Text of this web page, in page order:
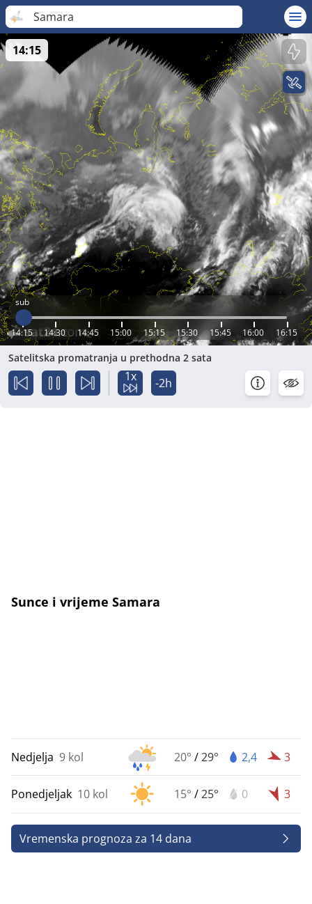
Samara
sub
14:15 14:30 14:45 15:00 15:15 15:30 15:45 16:00 16:15
14:15
Satelitska promatranja u prethodna 2 sata
1x -2h
Sunce i vrijeme Samara
Nedjelja 9 kol 20° /29° 2,4 3
Ponedjeljak 10 kol 15° /25° 0 3
Vremenska prognoza za 14 dana